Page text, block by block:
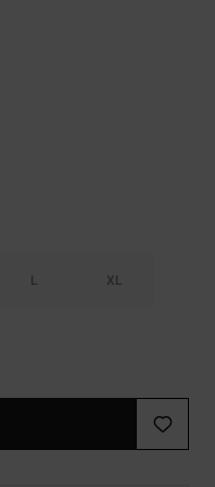
L XL